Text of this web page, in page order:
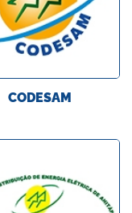
CODESAM